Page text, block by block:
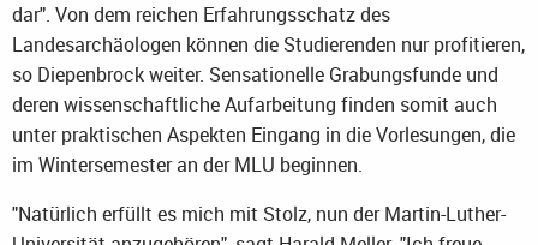
dar". Von dem reichen Erfahrungsschatz des
Landesarchäologen können die Studierenden nur profitieren,
so Diepenbrock weiter. Sensationelle Grabungsfunde und
deren wissenschaftliche Aufarbeitung finden somit auch
unter praktischen Aspekten Eingang in die Vorlesungen, die
im Wintersemester an der MLU beginnen.
"Natürlich erfüllt es mich mit Stolz, nun der Martin-Luther-